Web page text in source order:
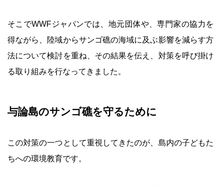
そこでWWFジャパンでは、地元団体や、専門家の協力を
得ながら、陸域からサンゴ礁の海域に及ぶ影響を減らす方
法について検討を重ね、その結果を伝え、対策を呼び掛け
る取り組みを行なってきました。
与論島のサンゴ礁を守るために
この対策の一つとして重視してきたのが、島内の子どもた
ちへの環境教育です。